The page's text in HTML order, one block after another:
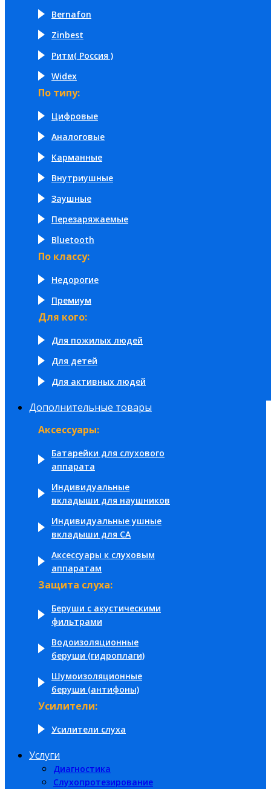
Bernafon
Zinbest
Ритм( Россия )
Widex
По типу:
Цифровые
Аналоговые
Карманные
Внутриушные
Заушные
Перезаряжаемые
Bluetooth
По классу:
Недорогие
Премиум
Для кого:
Для пожилых людей
Для детей
Для активных людей
Дополнительные товары
Аксессуары:
Батарейки для слухового
аппарата
Индивидуальные
вкладыши для наушников
Индивидуальные ушные
вкладыши для СА
Аксессуары к слуховым
аппаратам
Защита слуха:
Беруши с акустическими
фильтрами
Водоизоляционные
беруши (гидроплаги)
Шумоизоляционные
беруши (антифоны)
Усилители:
Усилители слуха
Услуги
Диагностика
Слухопротезирование